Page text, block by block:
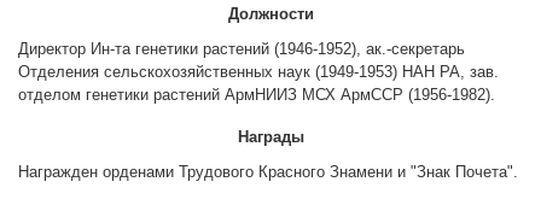
Веб ресурсы
Другие академии
Журнал "В мире науки"
Должности
Директор Ин-та генетики растений (1946-1952), ак.-секретарь
Отделения сельскохозяйственных наук (1949-1953) НАН РА, зав.
отделом генетики растений АрмНИИЗ МСХ АрмССР (1956-1982).
Награды
Награжден орденами Трудового Красного Знамени и "Знак Почета".